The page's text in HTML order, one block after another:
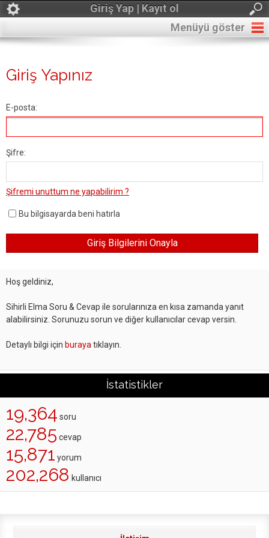
Giriş Yap | Kayıt ol
Menüyü göster
Giriş Yapınız
E-posta:
Şifre:
Şifremi unuttum ne yapabilirim ?
Bu bilgisayarda beni hatırla
Hoş geldiniz,
Sihirli Elma Soru & Cevap ile sorularınıza en kısa zamanda yanıt
alabilirsiniz. Sorunuzu sorun ve diğer kullanıcılar cevap versin.
Detaylı bilgi için buraya tıklayın.
İstatistikler
19,364 soru
22,785 cevap
15,871 yorum
202,268 kullanıcı